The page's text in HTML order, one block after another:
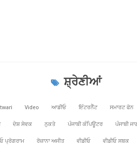
ਸ਼੍ਰੇਣੀਆਂ
Video ਆਡੀਓ ਇੰਟਰਨੈੱਟ ਸਮਾਰਟ ਫੋਨ
ਦੇਸ਼ ਸੇਵਕ ਨੁਕਤੇ ਪੰਜਾਬੀ ਕੰਪਿਊਟਰ ਪੰਜਾਬੀ
ਪ੍ਰੋਗਰਾਮ ਰੋਜ਼ਾਨਾ ਅਜੀਤ ਵੀਡੀਓ ਵੀਡੀਓ ਸਬਕ